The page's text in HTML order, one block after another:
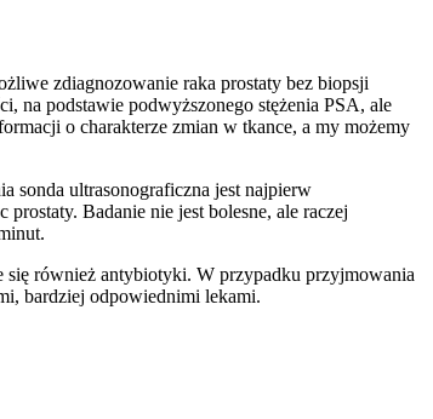
zdiagnozowanie raka prostaty bez biopsji
na podstawie podwyższonego stężenia PSA, ale
o charakterze zmian w tkance, a my możemy
sonda ultrasonograficzna jest najpierw
Badanie nie jest bolesne, ale raczej
się również antybiotyki. W przypadku przyjmowania
bardziej odpowiednimi lekami.